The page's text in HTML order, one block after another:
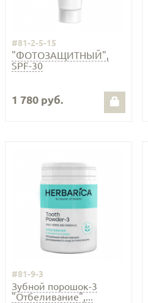
#81-2-5-15
"ФОТОЗАЩИТНЫЙ",
SPF-30
1 780 руб.
#81-9-3
Зубной порошок-3
"Отбеливание",...